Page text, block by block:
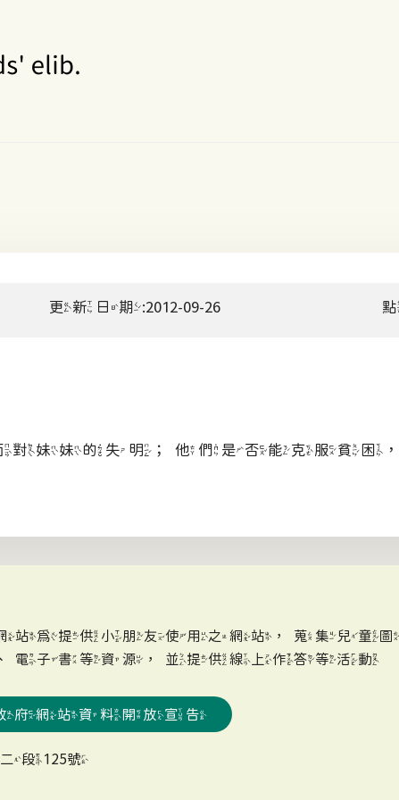
更新日期:2012-09-26
對妹妹的失明；他們是否能克服貧困
站為提供小朋友使用之網站，蒐集兒童圖
電子書等資源，並提供線上作答等活動
府網站資料開放宣告
段125號